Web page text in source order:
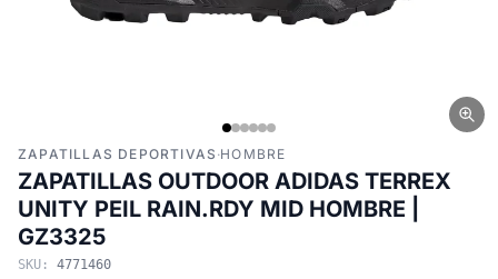
ZAPATILLAS DEPORTIVAS ·HOMBRE
ZAPATILLAS OUTDOOR ADIDAS TERREX
UNITY PEIL RAIN.RDY MID HOMBRE |
GZ3325
SKU: 4771460